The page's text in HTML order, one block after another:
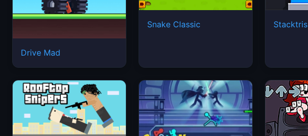
Drive Mad
Snake Classic Stacktris